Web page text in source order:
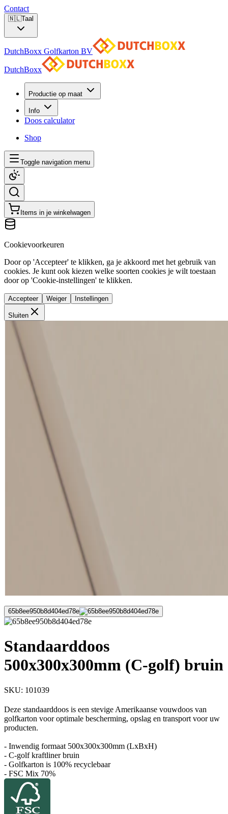
Contact
🇳🇱Taal
DutchBoxx Golfkarton BV
DutchBoxx
Productie op maat
Info
Doos calculator
Shop
Toggle navigation menu
Items in je winkelwagen
Cookievoorkeuren
Door op 'Accepteer' te klikken, ga je akkoord met het gebruik van
cookies. Je kunt ook kiezen welke soorten cookies je wilt toestaan
door op 'Cookie-instellingen' te klikken.
Accepteer Weiger Instellingen
Sluiten
65b8ee950b8d404ed78e
Standaarddoos
500x300x300mm (C-golf) bruin
SKU: 101039
Deze standaarddoos is een stevige Amerikaanse vouwdoos van
golfkarton voor optimale bescherming, opslag en transport voor uw
producten.
- Inwendig formaat 500x300x300mm (LxBxH)
- C-golf kraftliner bruin
- Golfkarton is 100% recyclebaar
- FSC Mix 70%